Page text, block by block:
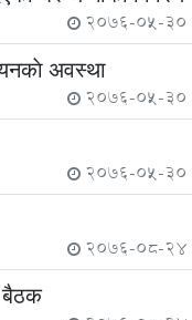
2076-05-30
अवस्था
2076-05-30
2076-05-30
2076-08-24
बैठक